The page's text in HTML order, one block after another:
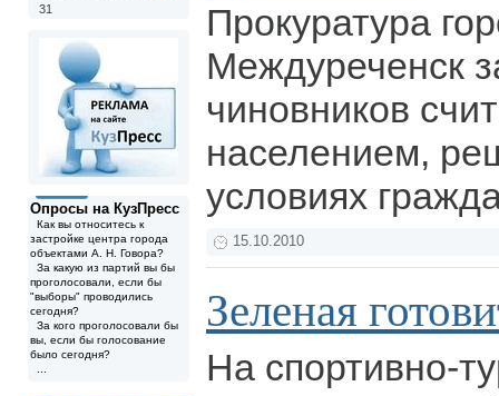
31
Опросы на КузПресс
Как вы относитесь к
застройке центра города
объектами А. Н. Говора?
За какую из партий вы бы
проголосовали, если бы
"выборы" проводились
сегодня?
За кого проголосовали бы
вы, если бы голосование
было сегодня?
Прокуратура
Междуреченск
чиновников
населением,
условиях
15.10.2010
Зеленая
На спортивно-